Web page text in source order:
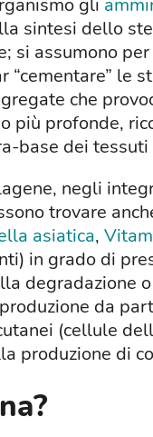
gli
sintesi dello
si assumono
“cementare” le
che
più profonde,
base dei tessuti
negli
trovare
asiatica,
in grado di
degradazione
da
(cellule
produzione di